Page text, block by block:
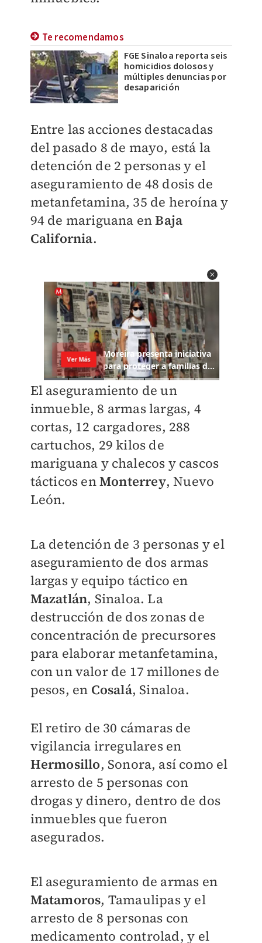
Te recomendamos
FGE Sinaloa reporta seis
homicidios dolosos y
múltiples denuncias por
desaparición
Entre las acciones destacadas
del pasado 8 de mayo, está la
detención de 2 personas y el
aseguramiento de 48 dosis de
metanfetamina, 35 de heroína y
94 de mariguana enBaja
California.
El aseguramiento de un
inmueble, 8 armas largas, 4
cortas, 12 cargadores, 288
cartuchos, 29 kilos de
mariguana y chalecos y cascos
tácticos enMonterrey, Nuevo
León.
La detención de 3 personas y el
aseguramiento de dos armas
largas y equipo táctico en
Mazatlán, Sinaloa. La
destrucción de dos zonas de
concentración de precursores
para elaborar metanfetamina,
con un valor de 17 millones de
pesos, en Cosalá, Sinaloa.
El retiro de 30 cámaras de
vigilancia irregulares en
Hermosillo, Sonora, así como el
arresto de 5 personas con
drogas y dinero, dentro de dos
inmuebles que fueron
asegurados.
El aseguramiento de armas en
Matamoros, Tamaulipas y el
arresto de 8 personas con
medicamento controlad, y el